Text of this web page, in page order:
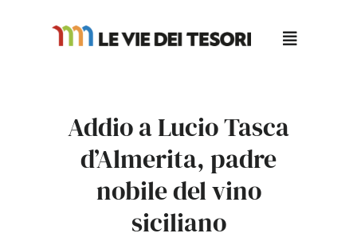
Addio a Lucio Tasca
d’Almerita, padre
nobile del vino
siciliano